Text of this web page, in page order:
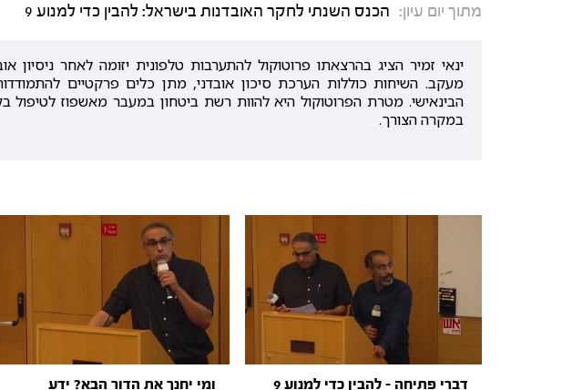
מתוך יום עיון: הכנס השנתי לחקר האובדנות בישראל: להבין כדי למנוע 9
ינאי זמיר הציג בהרצאתו פרוטוקול להתערבות טלפונית יזומה לאחר ניסיון
מעקב. השיחות כוללות הערכת סיכון אובדני, מתן כלים פרקטיים
הבינאישי. מטרת הפרוטוקול היא להוות רשת ביטחון במעבר מאשפוז לטיפול
במקרה הצורך.
דברי פתיחה - להבין כדי למנוע 9
ומי יחנך את הדור הבא? ידע